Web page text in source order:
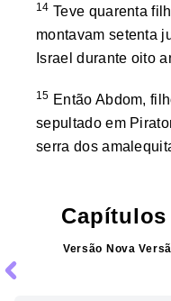
14 Teve quarenta
montavam setenta
Israel durante oito
15 Então Abdom,
sepultado em
serra dos
Versão Nova